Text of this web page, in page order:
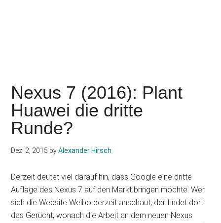
Nexus 7 (2016): Plant
Huawei die dritte
Runde?
Dez. 2, 2015 byAlexander Hirsch
Derzeit deutet viel darauf hin, dass Google eine dritte
Auflage des Nexus 7 auf den Markt bringen möchte. Wer
sich die Website Weibo derzeit anschaut, der findet dort
das Gerücht, wonach die Arbeit an dem neuen Nexus